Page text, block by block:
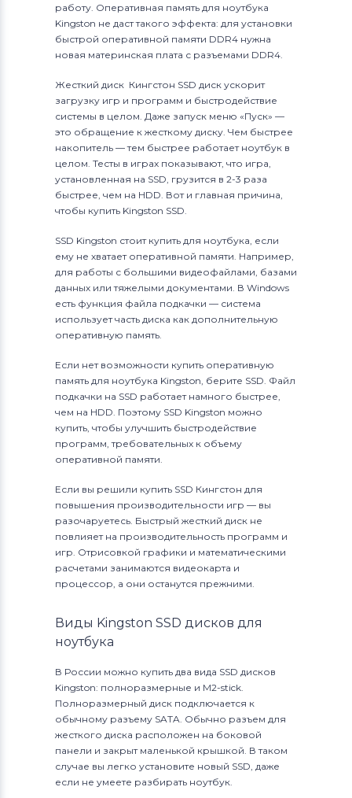
работу. Оперативная память для ноутбука
Kingston не даст такого эффекта: для установки
быстрой оперативной памяти DDR4 нужна
новая материнская плата с разъемами DDR4.
Жесткий диск Кингстон SSD диск ускорит
загрузку игр и программ и быстродействие
системы в целом. Даже запуск меню «Пуск» —
это обращение к жесткому диску. Чем быстрее
накопитель — тем быстрее работает ноутбук в
целом. Тесты в играх показывают, что игра,
установленная на SSD, грузится в 2-3 раза
быстрее, чем на HDD. Вот и главная причина,
чтобы купить Kingston SSD.
SSD Kingston стоит купить для ноутбука, если
ему не хватает оперативной памяти. Например,
для работы с большими видеофайлами, базами
данных или тяжелыми документами. В Windows
есть функция файла подкачки — система
использует часть диска как дополнительную
оперативную память.
Если нет возможности купить оперативную
память для ноутбука Kingston, берите SSD. Файл
подкачки на SSD работает намного быстрее,
чем на HDD. Поэтому SSD Kingston можно
купить, чтобы улучшить быстродействие
программ, требовательных к объему
оперативной памяти.
Если вы решили купить SSD Кингстон для
повышения производительности игр — вы
разочаруетесь. Быстрый жесткий диск не
повлияет на производительность программ и
игр. Отрисовкой графики и математическими
расчетами занимаются видеокарта и
процессор, а они останутся прежними.
Виды Kingston SSD дисков для
ноутбука
В России можно купить два вида SSD дисков
Kingston: полноразмерные и M2-stick.
Полноразмерный диск подключается к
обычному разъему SATA. Обычно разъем для
жесткого диска расположен на боковой
панели и закрыт маленькой крышкой. В таком
случае вы легко установите новый SSD, даже
если не умеете разбирать ноутбук.